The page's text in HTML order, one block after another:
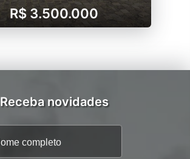
R$ 3.500.000
Receba novidades